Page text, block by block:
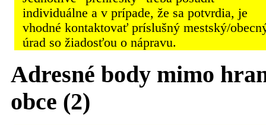
individuálne a v prípade, že sa potvrdia, je
vhodné kontaktovať príslušný mestský/
úrad so žiadosťou o nápravu.
Adresné body mimo
obce (2)